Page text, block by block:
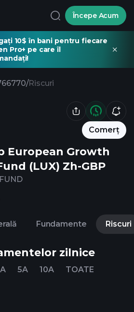
Începe Acum
10$ în bani pentru fiecare
Pro+ pe care îl
/Riscuri
Comerț
European Growth
(LUX) Zh-GBP
Fundamente Riscuri
zilnice
5A 10A TOATE